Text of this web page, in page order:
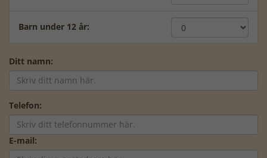
Barn under 12 år:
Ditt namn:
Telefon:
E-mail: